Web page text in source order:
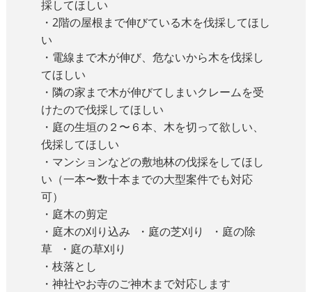
採してほしい
・2階の屋根まで伸びている木を伐採してほし
い
・電線まで木が伸び、危ないから木を伐採し
てほしい
・隣の家まで木が伸びてしまいクレームを受
けたので伐採してほしい
・庭の生垣の２〜６本、木を切って欲しい、
伐採してほしい
・マンションなどの敷地林の伐採をしてほし
い（一本〜数十本までの大型案件でも対応
可）
・庭木の剪定
・庭木の刈り込み ・庭の芝刈り ・庭の除
草 ・庭の草刈り
・枝落とし
・神社やお寺のご神木まで対応します